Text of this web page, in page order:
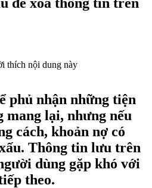
thích nội dung này
phủ nhận những tiện
mang lại, nhưng nếu
cách, khoản nợ có
Thông tin lưu trên
dùng gặp khó với
theo.